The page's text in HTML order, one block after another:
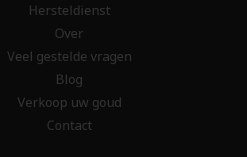
Hersteldienst
Over
Veel gestelde vragen
Blog
Verkoop uw goud
Contact